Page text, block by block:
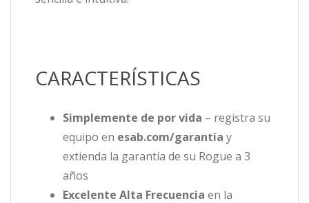
CARACTERÍSTICAS
Simplemente de por vida – registra su
equipo en esab.com/garantía y
extienda la garantía de su Rogue a 3
años
Excelente Alta Frecuencia en la